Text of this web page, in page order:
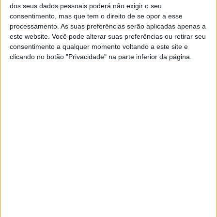
dos seus dados pessoais poderá não exigir o seu
consentimento, mas que tem o direito de se opor a esse
processamento. As suas preferências serão aplicadas apenas a
este website. Você pode alterar suas preferências ou retirar seu
consentimento a qualquer momento voltando a este site e
clicando no botão "Privacidade" na parte inferior da página.
Chegou o dia de votar o Brexit
O parlamento britânico realiza hoje o chamado
"voto significativo" ao acordo proposto pelo
governo conservador da primeira-ministra,
Theresa May, para a saída da União Europeia
(UE) dentro de 73 dias, a 29 de março